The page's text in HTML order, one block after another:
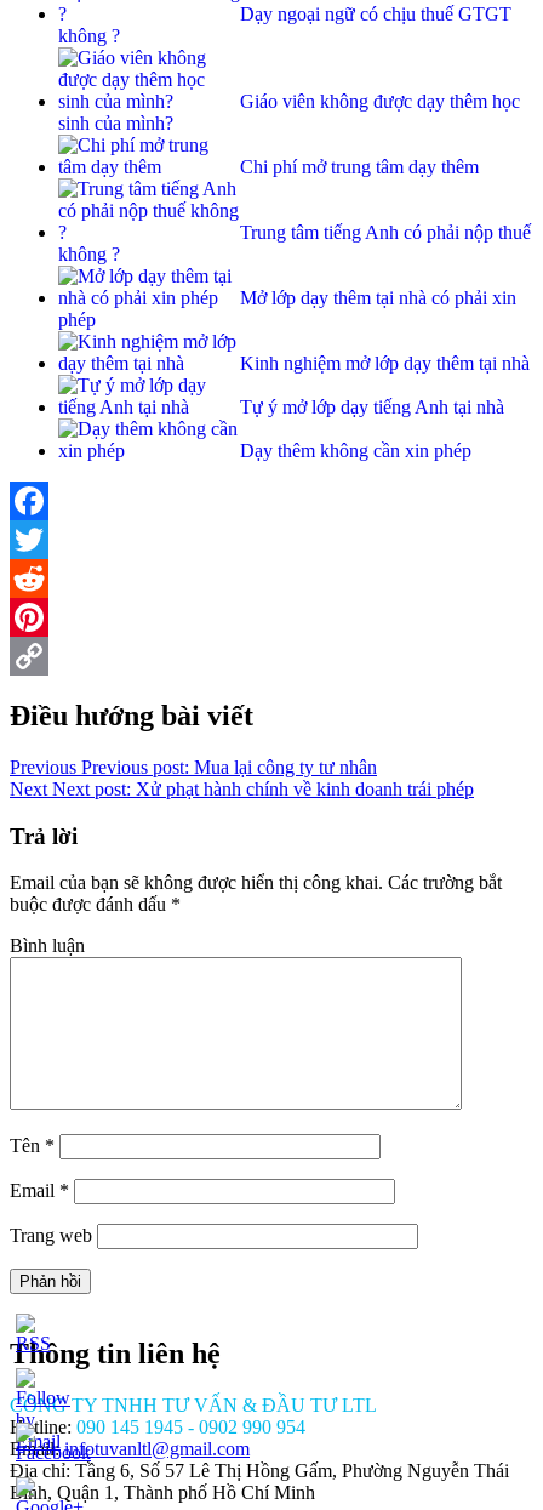
Dạy ngoại ngữ có chịu thuế GTGT
không ?
Giáo viên không được dạy thêm học
sinh của mình?
Chi phí mở trung tâm dạy thêm
Trung tâm tiếng Anh có phải nộp thuế
không ?
Mở lớp dạy thêm tại nhà có phải xin
phép
Kinh nghiệm mở lớp dạy thêm tại nhà
Tự ý mở lớp dạy tiếng Anh tại nhà
Dạy thêm không cần xin phép
Facebook
Twitter
Reddit
Pinterest
Điều hướng bài viết
Previous Previous post: Mua lại công ty tư nhân
Next Next post: Xử phạt hành chính về kinh doanh trái phép
Trả lời
Email của bạn sẽ không được hiển thị công khai. Các trường bắt
buộc được đánh dấu *
Bình luận
Tên *
Email *
Trang web
Thông tin liên hệ
CÔNG TY TNHH TƯ VẤN & ĐẦU TƯ LTL
Hotline: 090 145 1945 - 0902 990 954
Email:infotuvanltl@gmail.com
Địa chỉ: Tầng 6, Số 57 Lê Thị Hồng Gấm, Phường Nguyễn Thái
Bình, Quận 1, Thành phố Hồ Chí Minh